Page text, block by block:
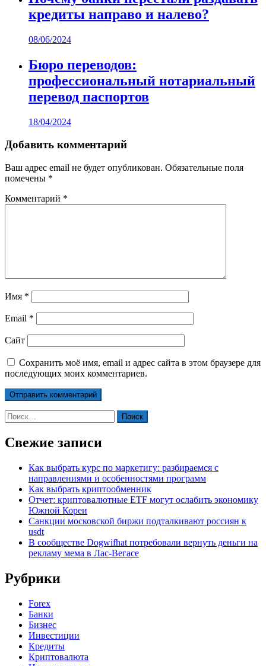
кредиты направо и налево?
08/06/2024
Бюро переводов:
профессиональный нотариальный
перевод паспортов
18/04/2024
Добавить комментарий
Ваш адрес email не будет опубликован. Обязательные поля
помечены *
Комментарий *
Имя *
Email *
Сайт
Сохранить моё имя, email и адрес сайта в этом браузере для
последующих моих комментариев.
Найти:
Свежие записи
Как выбрать курс по маркетигу: разбираемся с
направлениями и особенностями программ
Как выбрать криптообменник
Отчет: криптовалютные ETF могут ослабить экономику
Южной Кореи
Санкции московской биржи подталкивают россиян к
usdt
В сообществе Dogwifhat потребовали вернуть деньги на
рекламу мема в Лас-Вегасе
Рубрики
Forex
Банки
Бизнес
Инвестиции
Кредиты
Криптовалюта